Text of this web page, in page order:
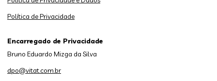
Política de Privacidade
Encarregado de Privacidade
Bruno Eduardo Mizga da Silva
dpo@vitat.com.br